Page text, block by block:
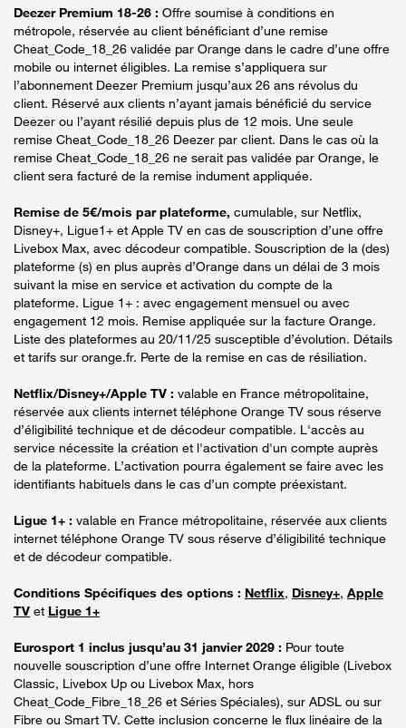
Deezer Premium 18-26 : Offre soumise à conditions en
métropole, réservée au client bénéficiant d’une remise
Cheat_Code_18_26 validée par Orange dans le cadre d’une offre
mobile ou internet éligibles. La remise s’appliquera sur
l’abonnement Deezer Premium jusqu’aux 26 ans révolus du
client. Réservé aux clients n’ayant jamais bénéficié du service
Deezer ou l’ayant résilié depuis plus de 12 mois. Une seule
remise Cheat_Code_18_26 Deezer par client. Dans le cas où la
remise Cheat_Code_18_26 ne serait pas validée par Orange, le
client sera facturé de la remise indument appliquée.
Remise de 5€/mois par plateforme, cumulable, sur Netflix,
Disney+, Ligue1+ et Apple TV en cas de souscription d’une offre
Livebox Max, avec décodeur compatible. Souscription de la (des)
plateforme (s) en plus auprès d’Orange dans un délai de 3 mois
suivant la mise en service et activation du compte de la
plateforme. Ligue 1+ : avec engagement mensuel ou avec
engagement 12 mois. Remise appliquée sur la facture Orange.
Liste des plateformes au 20/11/25 susceptible d’évolution. Détails
et tarifs sur orange.fr. Perte de la remise en cas de résiliation.
Netflix/Disney+/Apple TV : valable en France métropolitaine,
réservée aux clients internet téléphone Orange TV sous réserve
d’éligibilité technique et de décodeur compatible. L'accès au
service nécessite la création et l'activation d'un compte auprès
de la plateforme. L’activation pourra également se faire avec les
identifiants habituels dans le cas d’un compte préexistant.
Ligue 1+ : valable en France métropolitaine, réservée aux clients
internet téléphone Orange TV sous réserve d’éligibilité technique
et de décodeur compatible.
Conditions Spécifiques des options : Netflix, Disney+, Apple
TV et Ligue 1+
Eurosport 1 inclus jusqu’au 31 janvier 2029 : Pour toute
nouvelle souscription d’une offre Internet Orange éligible (Livebox
Classic, Livebox Up ou Livebox Max, hors
Cheat_Code_Fibre_18_26 et Séries Spéciales), sur ADSL ou sur
Fibre ou Smart TV. Cette inclusion concerne le flux linéaire de la